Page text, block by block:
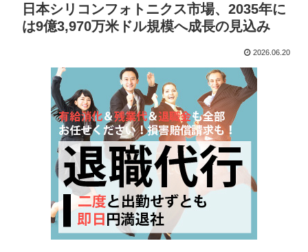
日本シリコンフォトニクス市場、2035年に
は9億3,970万米ドル規模へ成長の見込み
2026.06.20